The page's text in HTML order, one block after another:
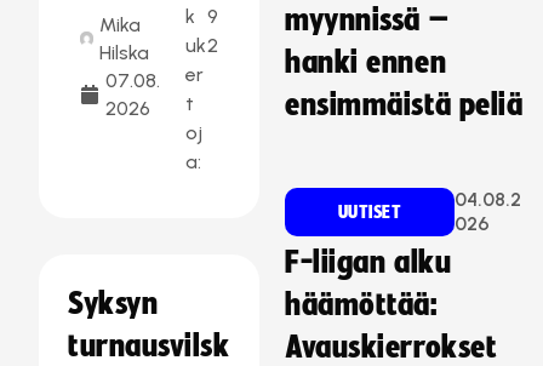
Mika
Hilska
07.08.
2026
k
uk
er
t
oj
a:
9
2
Syksyn
turnausvilsk
myynnissä –
hanki ennen
ensimmäistä peliä
UUTISET
04.08.2
026
F-liigan alku
häämöttää:
Avauskierrokset